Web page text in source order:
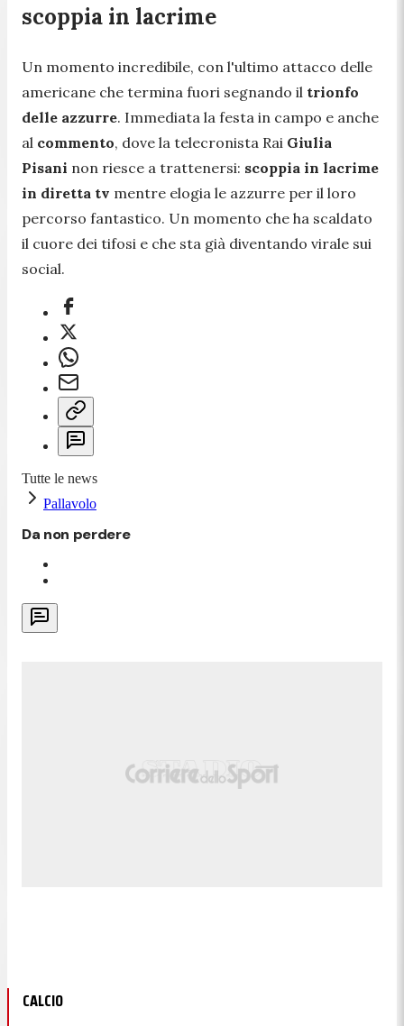
scoppia in lacrime
Un momento incredibile, con l'ultimo attacco delle
americane che termina fuori segnando il trionfo
delle azzurre. Immediata la festa in campo e anche
al commento, dove la telecronista Rai Giulia
Pisani non riesce a trattenersi: scoppia in lacrime
in diretta tv mentre elogia le azzurre per il loro
percorso fantastico. Un momento che ha scaldato
il cuore dei tifosi e che sta già diventando virale sui
social.
Tutte le news
Pallavolo
Da non perdere
CALCIO